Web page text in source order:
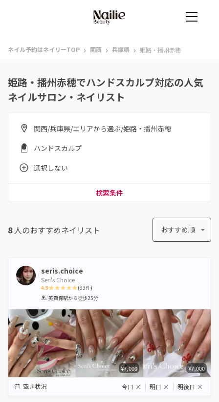
ネイル予約はネイリーTOP › 関西 › 兵庫県 › 姫路・播州赤穂
姫路・播州赤穂でハンドスカルプ対応の人気
ネイルサロン・ネイリスト
関西/兵庫県/エリアから選ぶ/姫路・播州赤穂
ハンドスカルプ
選択しない
検索条件
8人のおすすめネイリスト おすすめ順
seris.choice
Seri's Choice
4.9
1 2 3 4 5
(93件)
英賀保駅から徒歩25分
¥7,000 ¥7,000
空き状況 今日 × 明日 × 明後日 ×